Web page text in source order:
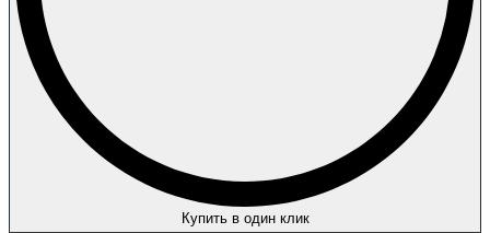
Купить в один клик